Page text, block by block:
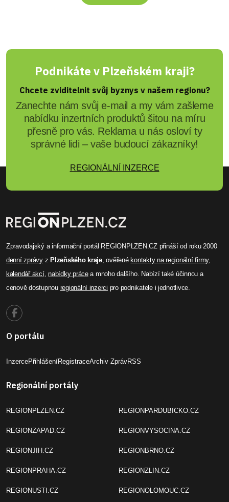
Podnikáte v Plzeňském kraji?
Chcete zviditelnit svůj byznys v našem regionu?
Zanechte nám svůj e-mail a my vám zašleme
nabídku inzertních produktů šitou na míru
přesně pro vás. Reklama u nás osloví ty
správné lidi – vaše budoucí zákazníky!
REGIONÁLNÍ INZERCE
Zpravodajský a informační portál REGIONPLZEN.CZ přináší od roku 2000
denní zprávyz Plzeňského kraje, ověřené kontakty na regionální firmy,
kalendář akcí,nabídky prácea mnoho dalšího. Nabízí také účinnou a
cenově dostupnou regionální inzerci pro podnikatele i jednotlivce.
O portálu
InzercePřihlášeníRegistraceArchiv ZprávRSS
Regionální portály
REGIONPLZEN.CZ
REGIONZAPAD.CZ
REGIONJIH.CZ
REGIONPRAHA.CZ
REGIONUSTI.CZ
REGIONPARDUBICKO.CZ
REGIONVYSOCINA.CZ
REGIONBRNO.CZ
REGIONZLIN.CZ
REGIONOLOMOUC.CZ